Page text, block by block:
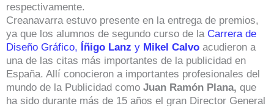
respectivamente.
Creanavarra estuvo presente en la entrega de premios,
ya que los alumnos de segundo curso de la Carrera de
Diseño Gráfico, Íñigo Lanz y Mikel Calvo acudieron a
una de las citas más importantes de la publicidad en
España. Allí conocieron a importantes profesionales del
mundo de la Publicidad como Juan Ramón Plana, que
ha sido durante más de 15 años el gran Director General